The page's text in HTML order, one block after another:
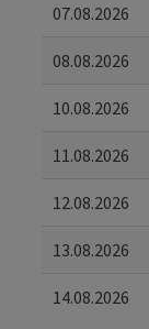
07.08.2026
08.08.2026
10.08.2026
11.08.2026
12.08.2026
13.08.2026
14.08.2026